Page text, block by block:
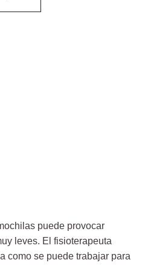
puede provocar
leves. El fisioterapeuta
como se puede trabajar para